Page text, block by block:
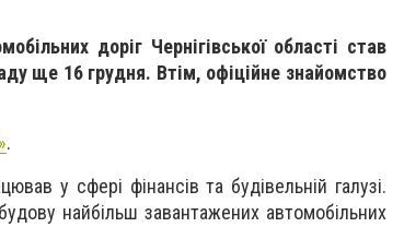
доріг Чернігівської області став
ще 16 грудня. Втім, офіційне знайомство
.
у сфері фінансів та будівельній галузі.
найбільш завантажених автомобільних